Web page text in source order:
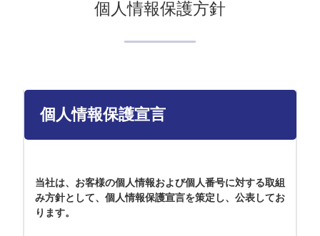
個人情報保護方針
個人情報保護宣言
当社は、お客様の個人情報および個人番号に対する取組
み方針として、個人情報保護宣言を策定し、公表してお
ります。